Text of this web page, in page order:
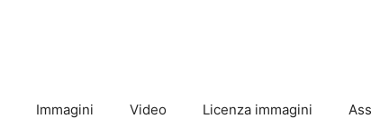
Immagini Video Licenza immagini